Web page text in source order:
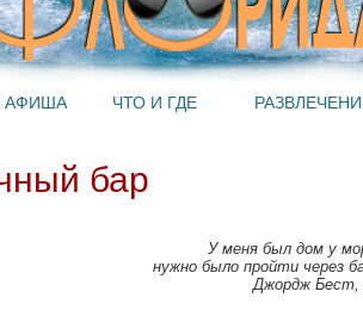
АФИША ЧТО И ГДЕ
бар
У меня был дом у
нужно было пройти через
Джордж Бест,